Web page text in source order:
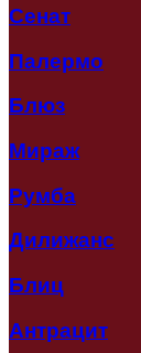
Сенат
Палермо
Блюз
Мираж
Румба
Дилижанс
Блиц
Антрацит